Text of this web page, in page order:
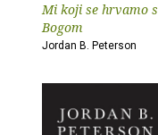
Mi koji se hrvamo s
Bogom
Jordan B. Peterson